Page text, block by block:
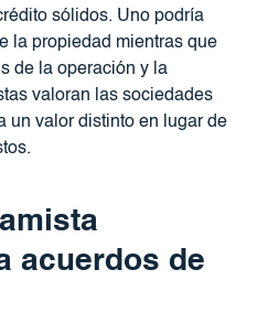
sólidos. Uno podría
la propiedad mientras que
de la operación y la
valoran las sociedades
un valor distinto en lugar de
acuerdos de